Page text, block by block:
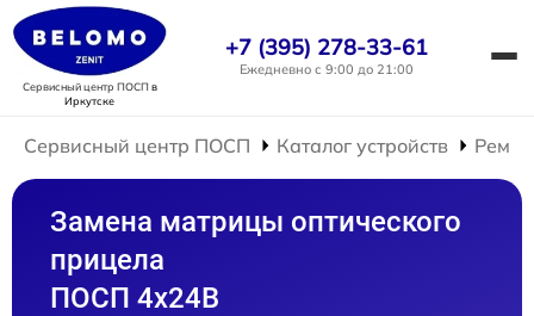
Сервисный центр ПОСПв
Иркутске
+7 (395) 278-33-61
Ежедневно с 9:00 до 21:00
Сервисный центр ПОСП Каталог устройств
Замена матрицы оптического
прицела
ПОСП 4x24B